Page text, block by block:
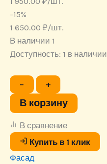
-15%
1 650.00 ₽/шт.
В наличии 1
Доступность: 1 в наличии
−
Количество
товара
Термопанели
"Декоративная
+
В корзину
В сравнение
Купить в 1 клик
Фасад